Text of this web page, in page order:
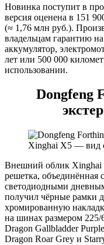
Новинка поступит в
версия оценена в 151
(≈ 1,76 млн руб.).
владельцам гарантию
аккумулятор,
лет или 500 000
использовании.
Dongfeng
Xinghai X5 — вид
Внешний облик Xinghai
решетка,
светодиодными
получил чёрные рамки
хромированную
на шинах размером 225/
Dragon Gallbladder
Dragon Roar Grey и